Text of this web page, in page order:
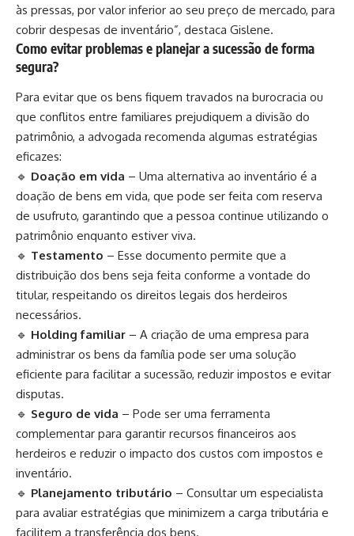
às pressas, por valor inferior ao seu preço de mercado, para
cobrir despesas de inventário”, destaca Gislene.
Como evitar problemas e planejar a sucessão de forma
segura?
Para evitar que os bens fiquem travados na burocracia ou
que conflitos entre familiares prejudiquem a divisão do
patrimônio, a advogada recomenda algumas estratégias
eficazes:
🔹 Doação em vida – Uma alternativa ao inventário é a
doação de bens em vida, que pode ser feita com reserva
de usufruto, garantindo que a pessoa continue utilizando o
patrimônio enquanto estiver viva.
🔹 Testamento – Esse documento permite que a
distribuição dos bens seja feita conforme a vontade do
titular, respeitando os direitos legais dos herdeiros
necessários.
🔹 Holding familiar – A criação de uma empresa para
administrar os bens da família pode ser uma solução
eficiente para facilitar a sucessão, reduzir impostos e evitar
disputas.
🔹 Seguro de vida – Pode ser uma ferramenta
complementar para garantir recursos financeiros aos
herdeiros e reduzir o impacto dos custos com impostos e
inventário.
🔹 Planejamento tributário – Consultar um especialista
para avaliar estratégias que minimizem a carga tributária e
facilitem a transferência dos bens.